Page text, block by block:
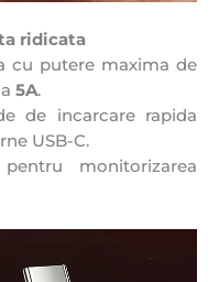
ridicata
cu putere maxima de
5A.
de incarcare rapida
USB-C.
monitorizarea